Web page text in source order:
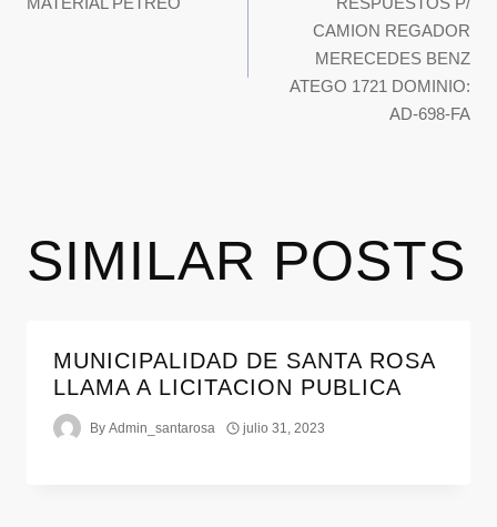
CAMION REGADOR
MERECEDES BENZ
ATEGO 1721 DOMINIO:
AD-698-FA
SIMILAR POSTS
MUNICIPALIDAD DE SANTA ROSA
LLAMA A LICITACION PUBLICA
By Admin_santarosa julio 31, 2023